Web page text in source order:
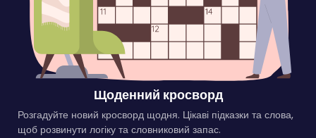
Щоденний кросворд
Розгадуйте новий кросворд щодня. Цікаві підказки та слова,
щоб розвинути логіку та словниковий запас.